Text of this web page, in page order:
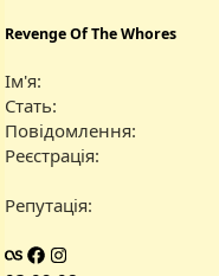
Revenge Of The Whores
Ім'я
Стать
Повідомлення
Реєстрація
Репутація